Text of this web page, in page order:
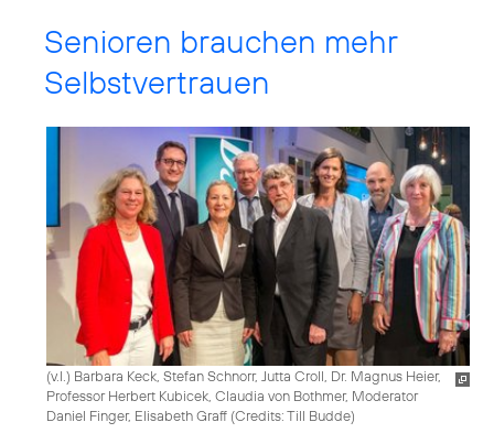
Senioren brauchen mehr
Selbstvertrauen
(v.l.) Barbara Keck, Stefan Schnorr, Jutta Croll, Dr. Magnus Heier,
Professor Herbert Kubicek, Claudia von Bothmer, Moderator
Daniel Finger, Elisabeth Graff (Credits: Till Budde)